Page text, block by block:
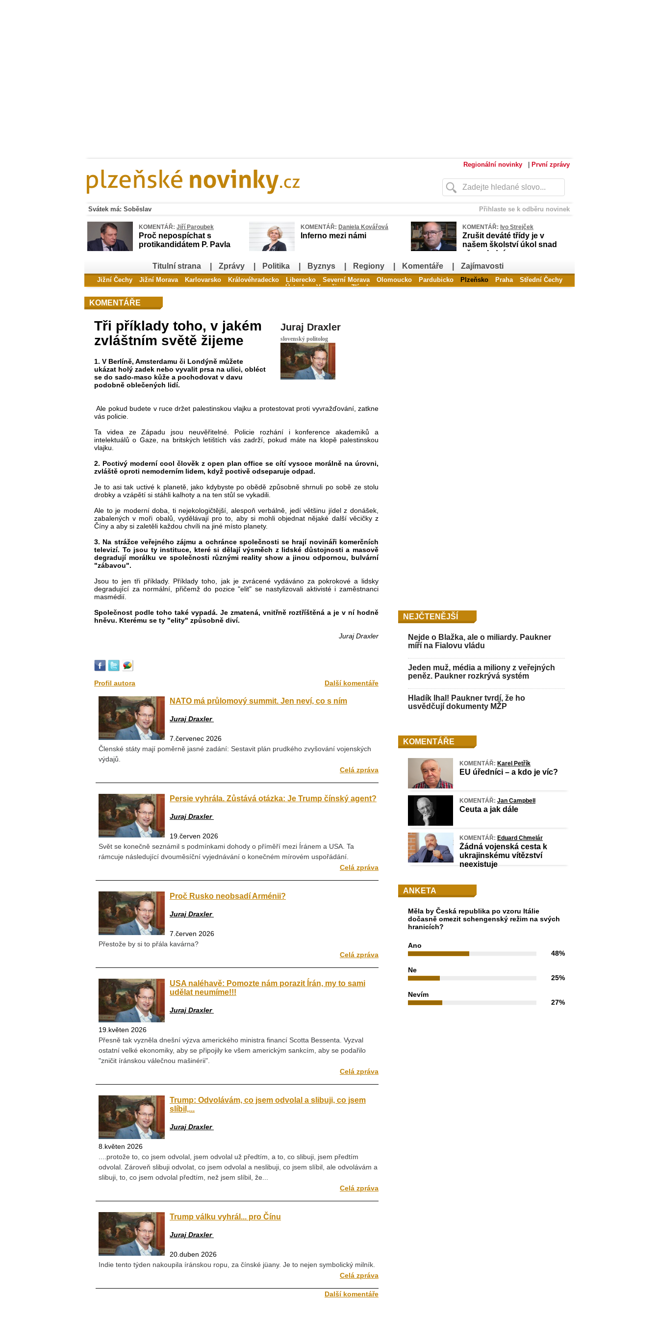
Regionální novinky První zprávy
Přihlaste se k odběru novinek
Svátek má: Soběslav
KOMENTÁŘ: Jiří Paroubek
Proč nepospíchat s
protikandidátem P. Pavla
KOMENTÁŘ: Daniela Kovářová
Inferno mezi námi
KOMENTÁŘ: Ivo Strejček
Zrušit deváté třídy je v
našem školství úkol snad
až poslední
Titulní strana
Zprávy Politika Byznys Regiony Komentáře Zajímavosti
Jižní Čechy Jižní Morava Karlovarsko Královéhradecko Liberecko Severní Morava Olomoucko Pardubicko Plzeňsko Praha
Střední Čechy
Ústecko
Vysočina Zlínsko
KOMENTÁŘE
Juraj Draxler
slovenský politolog
Tři příklady toho, v jakém
zvláštním světě žijeme
1. V Berlíně, Amsterdamu či Londýně můžete
ukázat holý zadek nebo vyvalit prsa na ulici, obléct
se do sado-maso kůže a pochodovat v davu
podobně oblečených lidí.
Ale pokud budete v ruce držet palestinskou vlajku a protestovat proti vyvražďování, zatkne
vás policie.
Ta videa ze Západu jsou neuvěřitelné. Policie rozhání i konference akademiků a
intelektuálů o Gaze, na britských letištích vás zadrží, pokud máte na klopě palestinskou
vlajku.
2. Poctivý moderní cool člověk z open plan office se cítí vysoce morálně na úrovni,
zvláště oproti nemoderním lidem, když poctivě odseparuje odpad.
Je to asi tak uctivé k planetě, jako kdybyste po obědě způsobně shrnuli po sobě ze stolu
drobky a vzápětí si stáhli kalhoty a na ten stůl se vykadili.
Ale to je moderní doba, ti nejekologičtější, alespoň verbálně, jedí většinu jídel z donášek,
zabalených v moři obalů, vydělávají pro to, aby si mohli objednat nějaké další věcičky z
Číny a aby si zaletěli každou chvíli na jiné místo planety.
3. Na strážce veřejného zájmu a ochránce společnosti se hrají novináři komerčních
televizí. To jsou ty instituce, které si dělají výsměch z lidské důstojnosti a masově
degradují morálku ve společnosti různými reality show a jinou odpornou, bulvární
"zábavou".
Jsou to jen tři příklady. Příklady toho, jak je zvrácené vydáváno za pokrokové a lidsky
degradující za normální, přičemž do pozice "elit" se nastylizovali aktivisté i zaměstnanci
masmédií.
Společnost podle toho také vypadá. Je zmatená, vnitřně roztříštěná a je v ní hodně
hněvu. Kterému se ty "elity" způsobně diví.
Juraj Draxler
Profil autora Další komentáře
NATO má průlomový summit. Jen neví, co s ním
Juraj Draxler
7.červenec 2026
Členské státy mají poměrně jasné zadání: Sestavit plán prudkého zvyšování vojenských
výdajů.
Celá zpráva
Persie vyhrála. Zůstává otázka: Je Trump čínský agent?
Juraj Draxler
19.červen 2026
Svět se konečně seznámil s podmínkami dohody o příměří mezi Íránem a USA. Ta
rámcuje následující dvouměsíční vyjednávání o konečném mírovém uspořádání.
Celá zpráva
Proč Rusko neobsadí Arménii?
Juraj Draxler
7.červen 2026
Přestože by si to přála kavárna?
Celá zpráva
USA naléhavě: Pomozte nám porazit Írán, my to sami
udělat neumíme!!!
Juraj Draxler
19.květen 2026
Přesně tak vyzněla dnešní výzva amerického ministra financí Scotta Bessenta. Vyzval
ostatní velké ekonomiky, aby se připojily ke všem americkým sankcím, aby se podařilo
"zničit íránskou válečnou mašinérii".
Celá zpráva
Trump: Odvolávám, co jsem odvolal a slibuji, co jsem
slíbil,...
Juraj Draxler
8.květen 2026
....protože to, co jsem odvolal, jsem odvolal už předtím, a to, co slibuji, jsem předtím
odvolal. Zároveň slibuji odvolat, co jsem odvolal a neslibuji, co jsem slíbil, ale odvolávám a
slibuji, to, co jsem odvolal předtím, než jsem slíbil, že...
Celá zpráva
Trump válku vyhrál... pro Čínu
Juraj Draxler
20.duben 2026
Indie tento týden nakoupila íránskou ropu, za čínské jüany. Je to nejen symbolický milník.
Celá zpráva
Další komentáře
NEJČTENĚJŠÍ
Nejde o Blažka, ale o miliardy. Paukner
míří na Fialovu vládu
Jeden muž, média a miliony z veřejných
peněz. Paukner rozkrývá systém
Hladík lhal! Paukner tvrdí, že ho
usvědčují dokumenty MŽP
KOMENTÁŘE
KOMENTÁŘ: Karel Petřík
EU úředníci – a kdo je víc?
KOMENTÁŘ: Jan Campbell
Ceuta a jak dále
KOMENTÁŘ: Eduard Chmelár
Žádná vojenská cesta k
ukrajinskému vítězství
neexistuje
ANKETA
Měla by Česká republika po vzoru Itálie
dočasně omezit schengenský režim na svých
hranicích?
Ano
48%
Ne
25%
Nevím
27%